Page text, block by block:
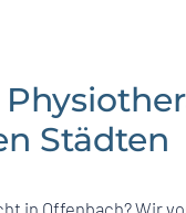
Städten
in Offenbach? Wir